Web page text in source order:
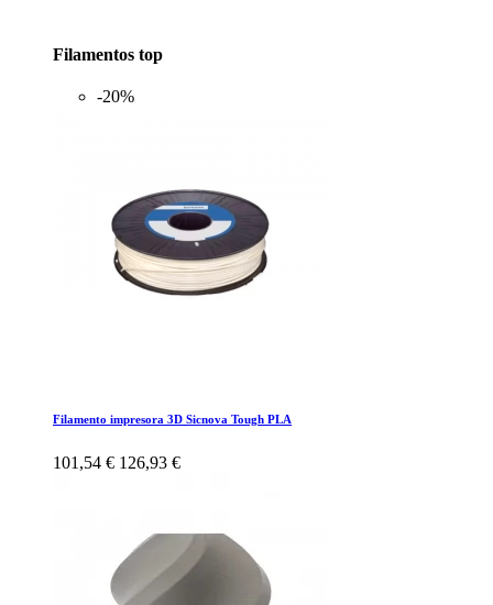
Filamentos top
-20%
Filamento impresora 3D Sicnova Tough PLA
101,54 € 126,93 €